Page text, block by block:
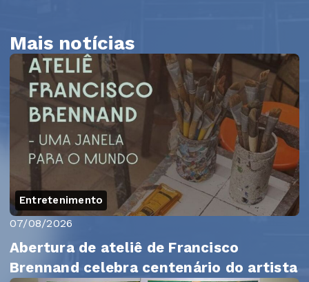
Mais notícias
Entretenimento
07/08/2026
Abertura de ateliê de Francisco
Brennand celebra centenário do artista